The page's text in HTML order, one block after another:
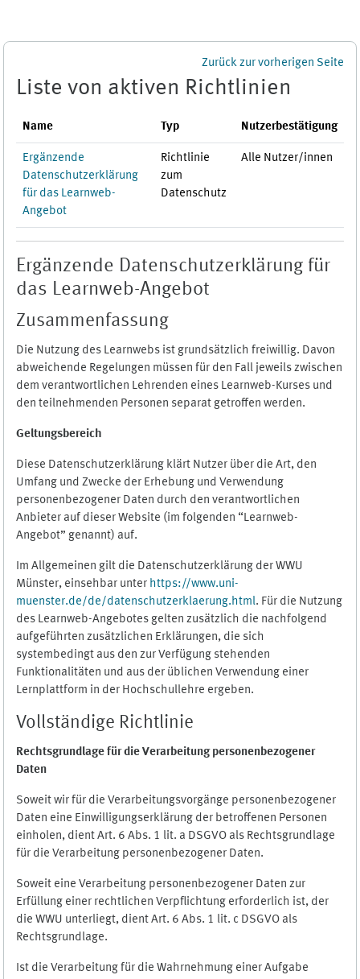
Zurück zur vorherigen Seite
Liste von aktiven Richtlinien
Name Typ Nutzerbestätigung
Ergänzende
Datenschutzerklärung
für das Learnweb-
Angebot
Richtlinie
zum
Datenschutz
Alle Nutzer/innen
Ergänzende Datenschutzerklärung für
das Learnweb-Angebot
Zusammenfassung
Die Nutzung des Learnwebs ist grundsätzlich freiwillig. Davon
abweichende Regelungen müssen für den Fall jeweils zwischen
dem verantwortlichen Lehrenden eines Learnweb-Kurses und
den teilnehmenden Personen separat getroffen werden.
Geltungsbereich
Diese Datenschutzerklärung klärt Nutzer über die Art, den
Umfang und Zwecke der Erhebung und Verwendung
personenbezogener Daten durch den verantwortlichen
Anbieter auf dieser Website (im folgenden “Learnweb-
Angebot” genannt) auf.
Im Allgemeinen gilt die Datenschutzerklärung der WWU
Münster, einsehbar unter https://www.uni-
muenster.de/de/datenschutzerklaerung.html. Für die Nutzung
des Learnweb-Angebotes gelten zusätzlich die nachfolgend
aufgeführten zusätzlichen Erklärungen, die sich
systembedingt aus den zur Verfügung stehenden
Funktionalitäten und aus der üblichen Verwendung einer
Lernplattform in der Hochschullehre ergeben.
Vollständige Richtlinie
Rechtsgrundlage für die Verarbeitung personenbezogener
Daten
Soweit wir für die Verarbeitungsvorgänge personenbezogener
Daten eine Einwilligungserklärung der betroffenen Personen
einholen, dient Art. 6 Abs. 1 lit. a DSGVO als Rechtsgrundlage
für die Verarbeitung personenbezogener Daten.
Soweit eine Verarbeitung personenbezogener Daten zur
Erfüllung einer rechtlichen Verpflichtung erforderlich ist, der
die WWU unterliegt, dient Art. 6 Abs. 1 lit. c DSGVO als
Rechtsgrundlage.
Ist die Verarbeitung für die Wahrnehmung einer Aufgabe